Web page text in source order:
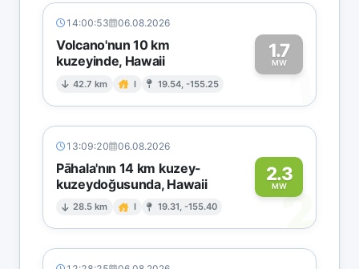
14:00:53 06.08.2026
Volcano'nun 10 km
kuzeyinde, Hawaii
42.7 km I 19.54, -155.25
1.7
MW1
13:09:20 06.08.2026
Pāhala'nın 14 km kuzey-
kuzeydoğusunda, Hawaii
28.5 km I 19.31, -155.40
2.3
MW2